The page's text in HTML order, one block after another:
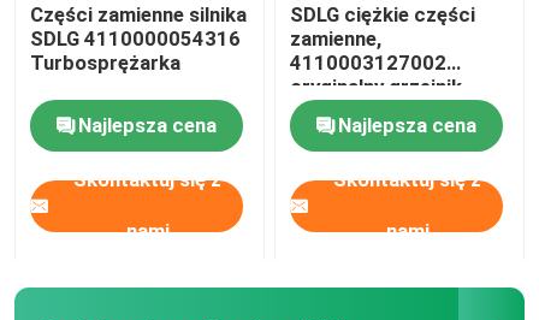
Części zamienne silnika
SDLG 4110000054316
Turbosprężarka
Najlepsza cena
Skontaktuj się z
nami
SDLG ciężkie części
zamienne,
4110003127002
oryginalny grzejnik
Assy
Najlepsza cena
Skontaktuj się z
nami